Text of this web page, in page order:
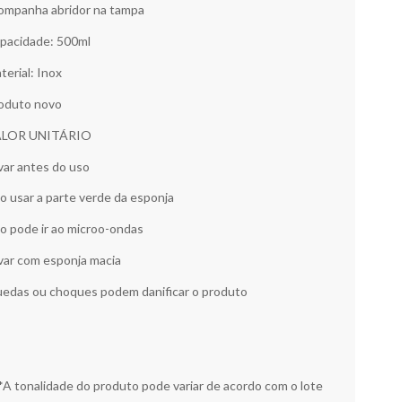
abridor na tampa
500ml
Inox
novo
UNITÁRIO
antes do uso
usar a parte verde da esponja
pode ir ao microo-ondas
com esponja macia
ou choques podem danificar o produto
tonalidade do produto pode variar de acordo com o lote